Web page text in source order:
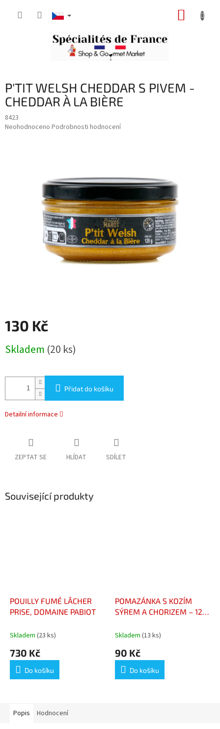
P'TIT WELSH CHEDDAR S PIVEM -
CHEDDAR À LA BIÈRE
8423
Průměrné
Neohodnoceno Podrobnosti hodnocení
130 Kč
cena:
Skladem (20 ks)
Přidat do košíku
Detailní informace
ZEPTAT SE HLÍDAT SDÍLET
Související produkty
POUILLY FUMÉ LÂCHER
PRISE, DOMAINE PABIOT
Skladem (23 ks)
730 Kč
Do košíku
POMAZÁNKA S KOZÍM
SÝREM A CHORIZEM – 120
120 G
Skladem (13 ks)
90 Kč
Do košíku
Popis Hodnocení